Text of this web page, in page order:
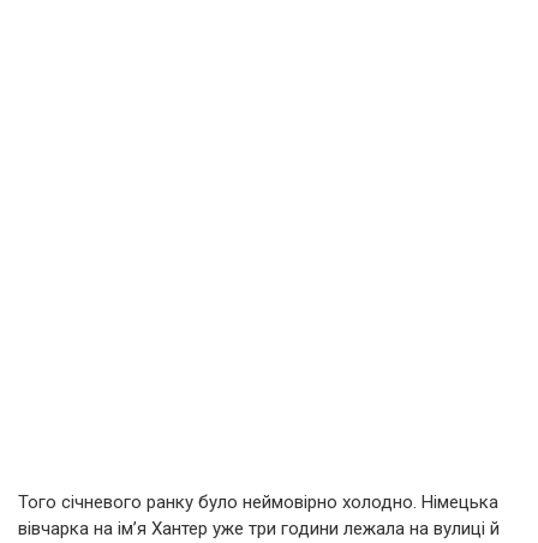
Того січневого ранку було неймовірно холодно. Німецька
вівчарка на ім’я Хантер уже три години лежала на вулиці й